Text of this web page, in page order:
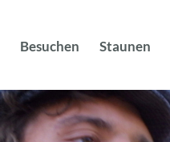
Be­su­chen Stau­nen